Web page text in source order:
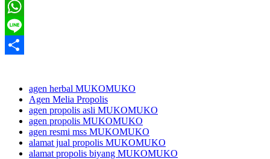
Twitter
WhatsApp
Line
agen herbal MUKOMUKO
Agen Melia Propolis
agen propolis asli MUKOMUKO
agen propolis MUKOMUKO
agen resmi mss MUKOMUKO
alamat jual propolis MUKOMUKO
alamat propolis biyang MUKOMUKO